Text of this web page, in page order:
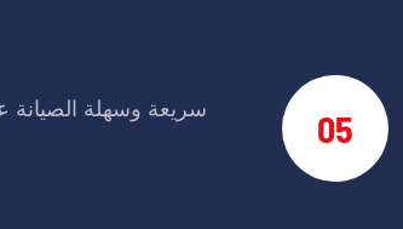
سريعة وسهلة الصيانة
05